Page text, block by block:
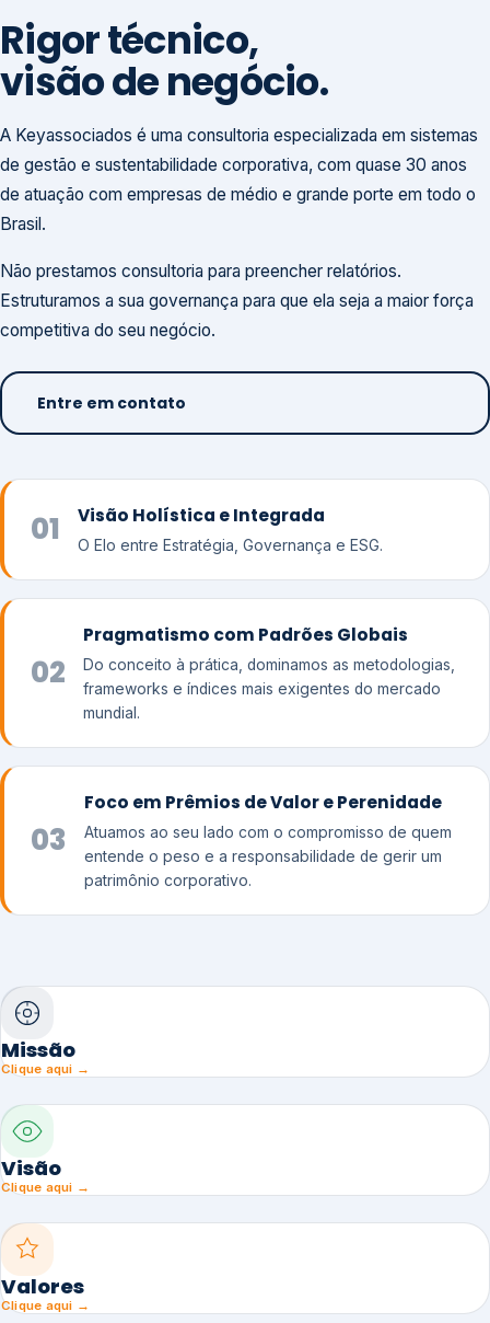
Rigor técnico,
visão de negócio.
A Keyassociados é uma consultoria especializada em sistemas
de gestão e sustentabilidade corporativa, com quase 30 anos
de atuação com empresas de médio e grande porte em todo o
Brasil.
Não prestamos consultoria para preencher relatórios.
Estruturamos a sua governança para que ela seja a maior força
competitiva do seu negócio.
Entre em contato
01 Visão Holística e Integrada
O Elo entre Estratégia, Governança e ESG.
02
Pragmatismo com Padrões Globais
Do conceito à prática, dominamos as metodologias,
frameworks e índices mais exigentes do mercado
mundial.
03
Foco em Prêmios de Valor e Perenidade
Atuamos ao seu lado com o compromisso de quem
entende o peso e a responsabilidade de gerir um
patrimônio corporativo.
Missão
Clique aqui →
Visão
Clique aqui →
Valores
Clique aqui →